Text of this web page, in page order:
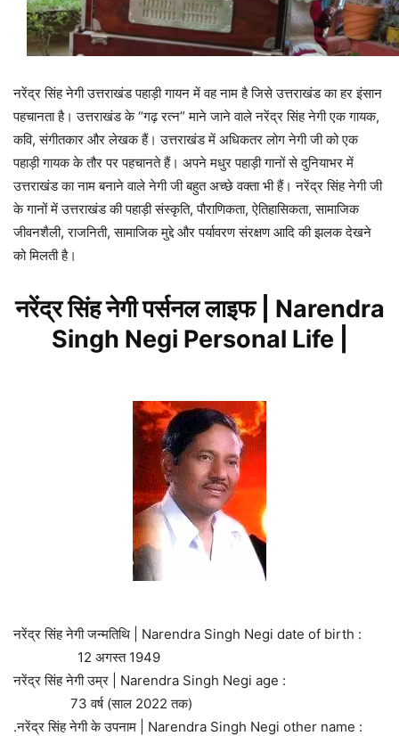
नरेंद्र सिंह नेगी उत्तराखंड पहाड़ी गायन में वह नाम है जिसे उत्तराखंड का हर इंसान
पहचानता है। उत्तराखंड के “गढ़ रत्न” माने जाने वाले नरेंद्र सिंह नेगी एक गायक,
कवि, संगीतकार और लेखक हैं। उत्तराखंड में अधिकतर लोग नेगी जी को एक
पहाड़ी गायक के तौर पर पहचानते हैं। अपने मधुर पहाड़ी गानों से दुनियाभर में
उत्तराखंड का नाम बनाने वाले नेगी जी बहुत अच्छे वक्ता भी हैं। नरेंद्र सिंह नेगी जी
के गानों में उत्तराखंड की पहाड़ी संस्कृति, पौराणिकता, ऐतिहासिकता, सामाजिक
जीवनशैली, राजनिती, सामाजिक मुद्दे और पर्यावरण संरक्षण आदि की झलक देखने
को मिलती है।
नरेंद्र सिंह नेगी पर्सनल लाइफ | Narendra
Singh Negi Personal Life |
नरेंद्र सिंह नेगी जन्मतिथि | Narendra Singh Negi date of birth :
12 अगस्त 1949
नरेंद्र सिंह नेगी उम्र | Narendra Singh Negi age :
73 वर्ष (साल 2022 तक)
.नरेंद्र सिंह नेगी के उपनाम | Narendra Singh Negi other name :